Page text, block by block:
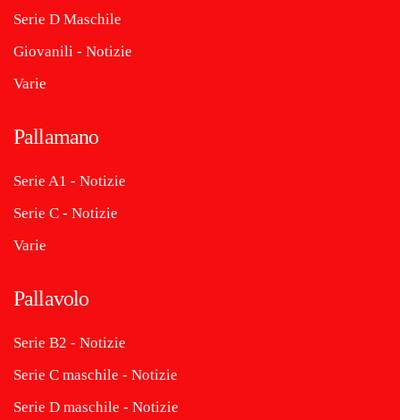
Serie D Maschile
Giovanili - Notizie
Varie
Pallamano
Serie A1 - Notizie
Serie C - Notizie
Varie
Pallavolo
Serie B2 - Notizie
Serie C maschile - Notizie
Serie D maschile - Notizie